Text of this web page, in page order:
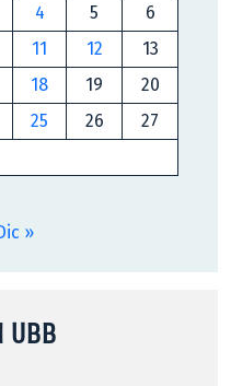
4 5
6
11 12
13
18 19
20
25 26
27
»
UBB